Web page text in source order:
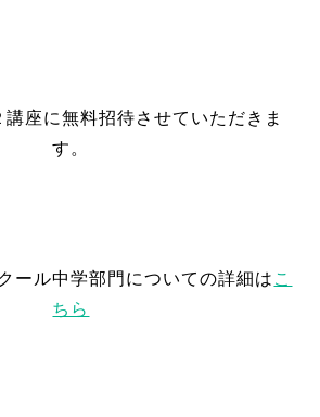
座に無料招待させていただきま
す。
ール中学部門についての詳細は こ
ちら